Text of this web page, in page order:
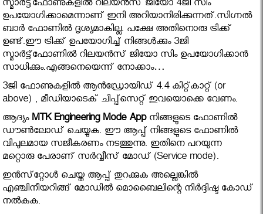
സ്മാര്‍ട്ട്‌ഫോണുകളില്‍ റിലയന്‍സ് ജിയോ 4ജി സിം
ഉപയോഗിക്കാമെന്നാണ് ഇനി അറിയാനിരിക്കുന്നത്.സിഗ്നല്‍
ബാര്‍ ഫോണില്‍ ദൃശ്യമാകില്ല. പക്ഷേ അതിനൊരു ട്രിക്ക്
ഉണ്ട്.ഈ ട്രിക്ക് ഉപയോഗിച്ച് നിങ്ങൾക്കും 3ജി
സ്മാര്‍ട്ട്‌ഫോണില്‍ റിലയന്‍സ് ജിയോ സിം ഉപയോഗിക്കാന്‍
സാധിക്കും.എങ്ങനെയെന്ന് നോക്കാം…
3ജി ഫോണുകളില്‍ ആന്‍ഡ്രോയിഡ് 4.4 കിറ്റ്കാറ്റ് (or
above) , മീഡിയാടെക് ചിപ്പ്‌സെറ്റ് ഇവയൊക്കെ വേണം.
ആദ്യം MTK Engineering Mode Appനിങ്ങളുടെ ഫോണില്‍
ഡൗണ്‍ലോഡ് ചെയ്യുക. ഈ ആപ്പ് നിങ്ങളുടെ ഫോണില്‍
വിപുലമായ സജീകരണം നടത്തുന്നു. ഇതിനെ പറയുന്ന
മറ്റൊരു പേരാണ് സര്‍വ്വീസ് മോഡ് (Service mode).
ഇന്‍സ്‌റ്റോള്‍ ചെയ്ത ആപ്പ് തുറക്കുക അല്ലെങ്കില്‍
എഞ്ചിനീയറിങ്ങ് മോഡില്‍ മൊബൈലിന്റെ നിര്‍ദ്ദിഷ്ട കോഡ്
നല്‍കുക.